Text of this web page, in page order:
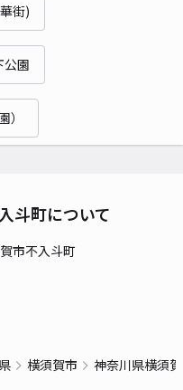
街)
公園
斗町について
市不入斗町
横須賀市 神奈川県横須